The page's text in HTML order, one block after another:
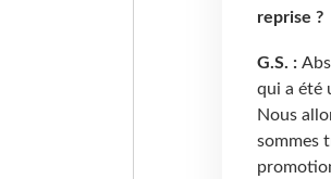
reprise ?
G.S. :
qui a été
Nous
sommes